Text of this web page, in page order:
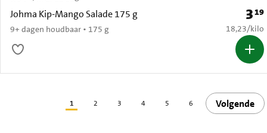
Johma Kip-Mango Salade 175 g
9+ dagen houdbaar • 175 g
319
€ 18,23
18,23/kilo
1 2 3 4 5 6 Volgende